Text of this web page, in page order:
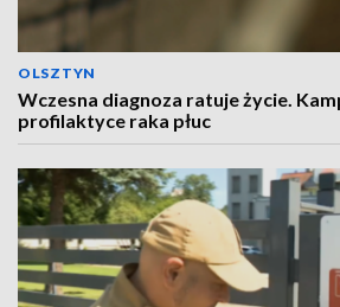
OLSZTYN
Wczesna diagnoza ratuje życie.
profilaktyce raka płuc